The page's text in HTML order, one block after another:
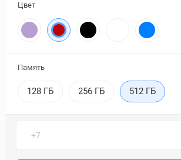
Цвет
Память
128 ГБ 256 ГБ 512 ГБ